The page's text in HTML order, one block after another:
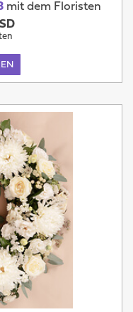
mit dem Floristen